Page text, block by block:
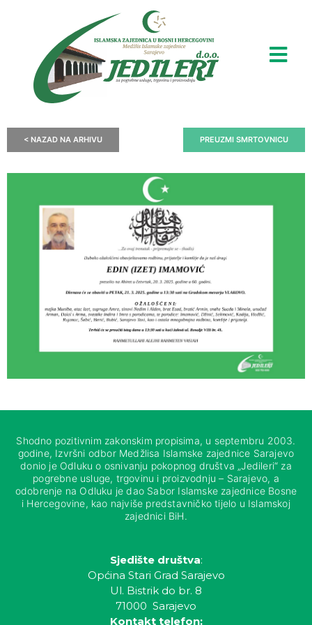
< NAZAD NA ARHIVU PREUZMI SMRTOVNICU
Shodno pozitivnim zakonskim propisima, u septembru 2003.
godine, Izvršni odbor Medžlisa Islamske zajednice Sarajevo
donio je Odluku o osnivanju pokopnog društva „Jedileri“ za
pogrebne usluge, trgovinu i proizvodnju – Sarajevo, a
odobrenje na Odluku je dao Sabor Islamske zajednice Bosne
i Hercegovine, kao najviše predstavničko tijelo u Islamskoj
zajednici BiH.
Sjedište društva:
Općina Stari Grad Sarajevo
Ul. Bistrik do br. 8
71000 Sarajevo
Kontakt telefon: